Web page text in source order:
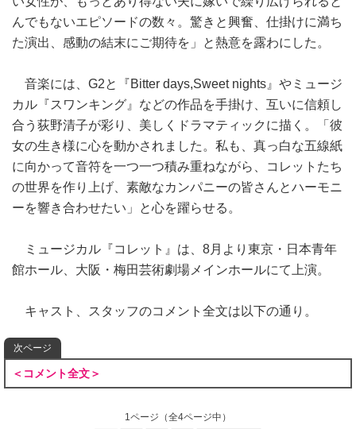
んでもないエピソードの数々。驚きと興奮、仕掛けに満ち
た演出、感動の結末にご期待を」と熱意を露わにした。
音楽には、G2と『Bitter days,Sweet nights』やミュージ
カル『スワンキング』などの作品を手掛け、互いに信頼し
合う荻野清子が彩り、美しくドラマティックに描く。「彼
女の生き様に心を動かされました。私も、真っ白な五線紙
に向かって音符を一つ一つ積み重ねながら、コレットたち
の世界を作り上げ、素敵なカンパニーの皆さんとハーモニ
ーを響き合わせたい」と心を躍らせる。
ミュージカル『コレット』は、8月より東京・日本青年
館ホール、大阪・梅田芸術劇場メインホールにて上演。
キャスト、スタッフのコメント全文は以下の通り。
次ページ
＜コメント全文＞
1ページ （全4ページ中）